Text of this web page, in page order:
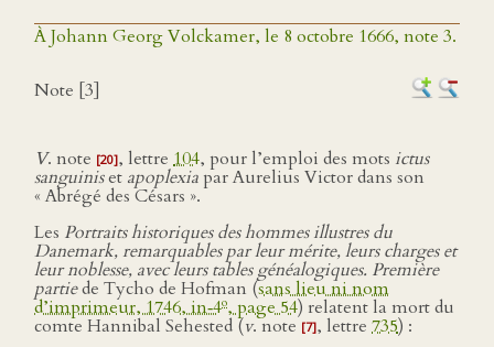
À Johann Georg Volckamer, le 8 octobre 1666, note 3.
Note [3]
V. note [20], lettre 104, pour l’emploi des mots ictus
sanguiniset apoplexiapar Aurelius Victor dans son
« Abrégé des Césars ».
Les Portraits historiques des hommes illustres du
Danemark, remarquables par leur mérite, leurs charges et
leur noblesse, avec leurs tables généalogiques. Première
partiede Tycho de Hofman (sans lieu ni nom
d’imprimeur, 1746, in‑4o, page 54) relatent la mort du
comte Hannibal Sehested (v. note [7], lettre 735) :